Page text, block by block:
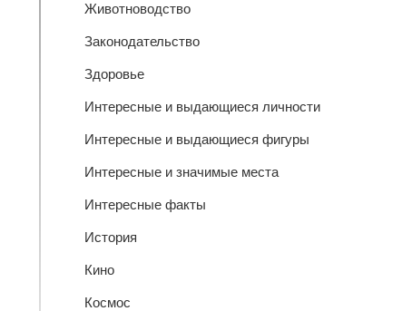
Животноводство
Законодательство
Здоровье
Интересные и выдающиеся личности
Интересные и выдающиеся фигуры
Интересные и значимые места
Интересные факты
История
Кино
Космос